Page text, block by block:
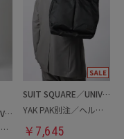
SUIT SQUARE／UNIVERSAL LANGUAGE
春夏／涼しい最高パンツ
SUIT SQUARE／UNIVERSAL LANGUAGE
YAK PAK別注／ヘルメットバッグ
￥ 7,645